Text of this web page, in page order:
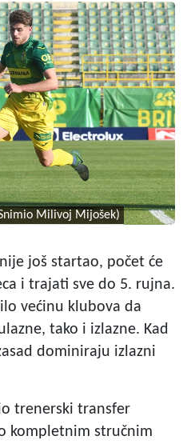
Milivoj Mijošek)
još startao, počet će
i trajati sve do 5. rujna.
većinu klubova da
tako i izlazne. Kad
dominiraju izlazni
trenerski transfer
kompletnim stručnim